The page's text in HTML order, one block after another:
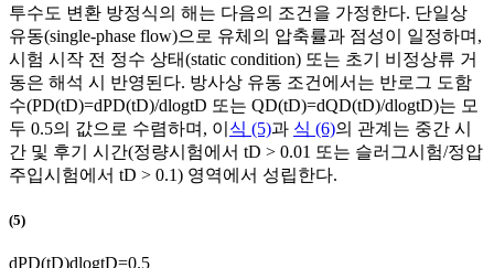
투수도 변환 방정식의 해는 다음의 조건을 가정한다. 단일상
유동(single-phase flow)으로 유체의 압축률과 점성이 일정하며,
시험 시작 전 정수 상태(static condition) 또는 초기 비정상류 거
동은 해석 시 반영된다. 방사상 유동 조건에서는 반로그 도함
수(PD(tD)=dPD(tD)/dlogtD 또는 QD(tD)=dQD(tD)/dlogtD)는 모
두 0.5의 값으로 수렴하며, 이 식 (5)과 식 (6)의 관계는 중간 시
간 및 후기 시간(정량시험에서 tD > 0.01 또는 슬러그시험/정압
주입시험에서 tD > 0.1) 영역에서 성립한다.
(5)
dPD(tD)dlogtD=0.5